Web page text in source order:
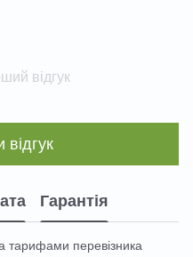
відгук
відгук
Гарантія
перевізника